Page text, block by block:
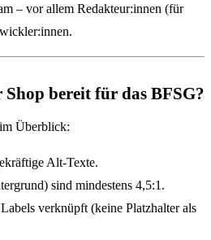
– vor allem Redakteur:innen (für
bereit für das BFSG?
Überblick:
Alt-Texte.
sind mindestens 4,5:1.
verknüpft (keine Platzhalter als